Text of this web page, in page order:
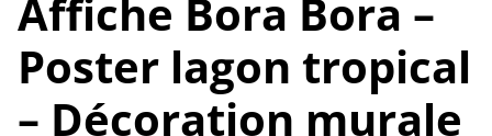
Affiche Bora Bora –
Poster lagon tropical
– Décoration murale